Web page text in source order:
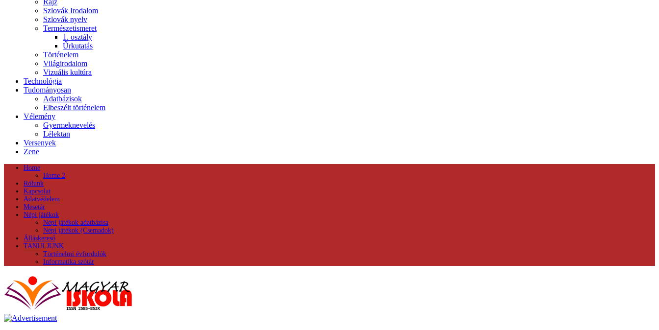
Rajz
Szlovák Irodalom
Szlovák nyelv
Természetismeret
1. osztály
Űrkutatás
Történelem
Világirodalom
Vizuális kultúra
Technológia
Tudományosan
Adatbázisok
Elbeszélt történelem
Vélemény
Gyermeknevelés
Lélektan
Versenyek
Zene
Home
Home 2
Rólunk
Kapcsolat
Adatvédelem
Mesetár
Népi játékok
Népi játékok adatbázisa
Népi játékok (Csemadok)
Álláskereső
TANULJUNK
Történelmi évfordulók
Informatika szótár